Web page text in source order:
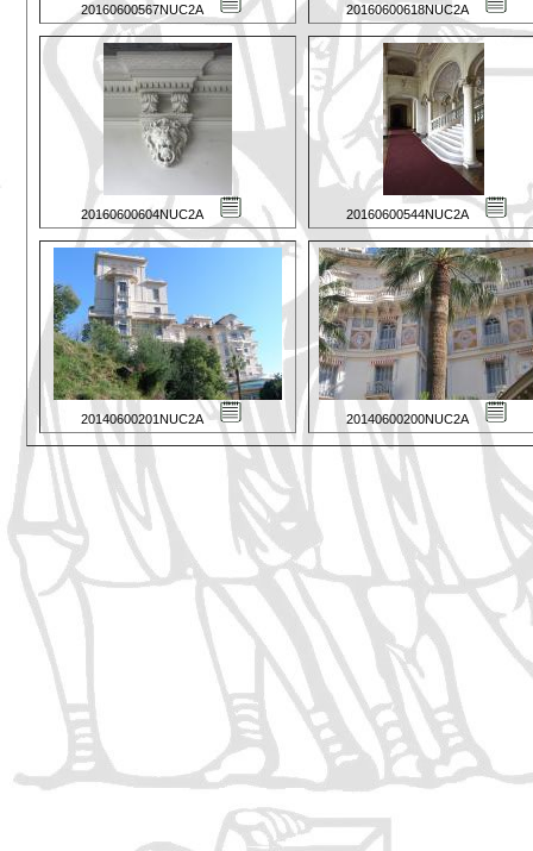
20160600567NUC2A 20160600618NUC2A
20160600604NUC2A 20160600544NUC2A
20140600201NUC2A 20140600200NUC2A